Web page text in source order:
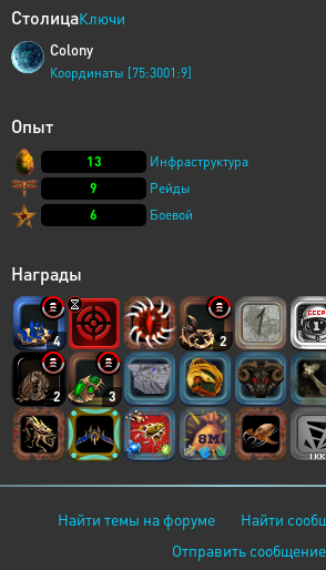
СтолицаКлючи
Colony
Координаты [75:3001:9]
Опыт
13
Инфраструктура
9
Рейды
6
Боевой
Награды
4 2
2 3
Найти темы на форуме
Найти
Отправить сообщение